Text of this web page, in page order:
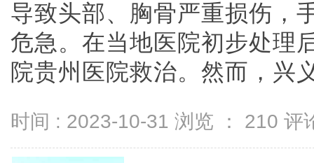
导致头部、胸骨严重损伤，
危急。在当地医院初步处理
院贵州医院救治。然而，兴
时间 : 2023-10-31 浏览 ： 210 评